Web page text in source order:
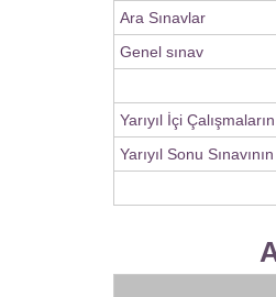
Ara Sınavlar
Genel sınav
Yarıyıl İçi
Yarıyıl Sonu